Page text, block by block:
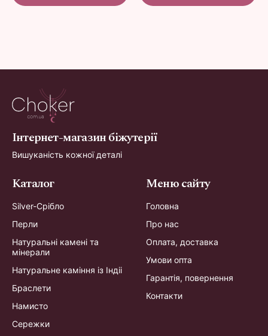
Інтернет-магазин біжутерії
Вишуканість кожної деталі
Каталог
Silver-Срібло
Перли
Натуральні камені та
мінерали
Натуральне каміння із Індіі
Браслети
Намисто
Сережки
Меню сайту
Головна
Про нас
Оплата, доставка
Умови опта
Гарантія, повернення
Контакти